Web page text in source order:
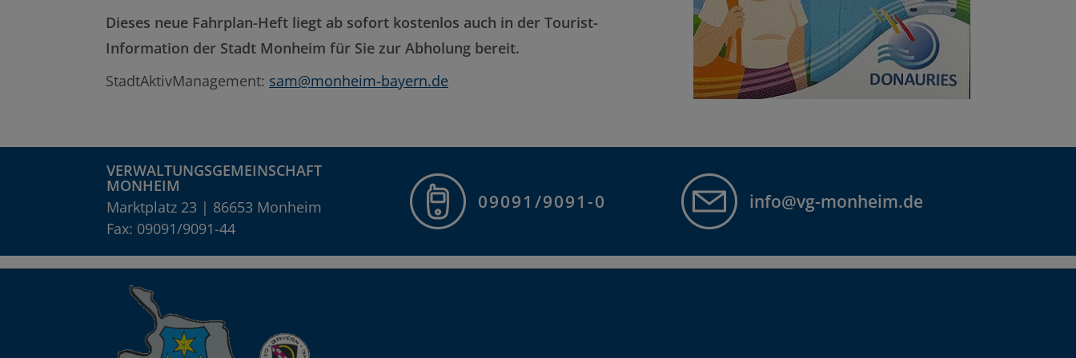
Dieses neue Fahrplan-Heft liegt ab sofort kostenlos auch in der Tourist-
Information der Stadt Monheim für Sie zur Abholung bereit.
StadtAktivManagement: sam@monheim-bayern.de
VERWALTUNGSGEMEINSCHAFT
MONHEIM
Marktplatz 23 | 86653 Monheim
Fax: 09091/9091-44
09091/9091-0 info@vg-monheim.de